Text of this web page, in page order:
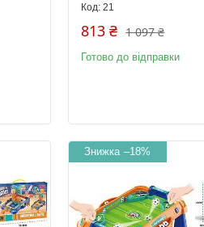
21
1 097 ₴
813 ₴
Готово до відправки
–18%